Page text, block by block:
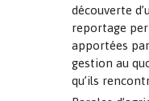
découverte
reportage
apportées
gestion au
qu’ils